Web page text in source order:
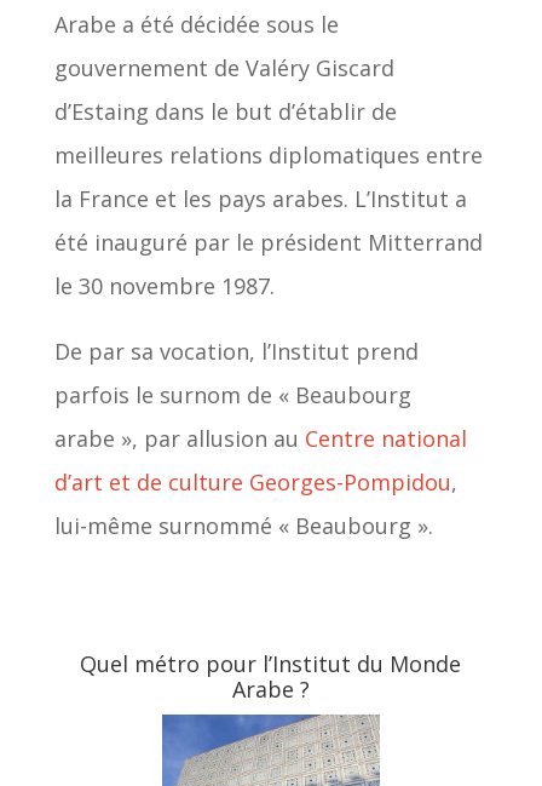
Arabe a été décidée sous le
gouvernement de Valéry Giscard
d’Estaing dans le but d’établir de
meilleures relations diplomatiques entre
la France et les pays arabes. L’Institut a
été inauguré par le président Mitterrand
le 30 novembre 1987.
De par sa vocation, l’Institut prend
parfois le surnom de « Beaubourg
arabe », par allusion au Centre national
d’art et de culture Georges-Pompidou,
lui-même surnommé « Beaubourg ».
Quel métro pour l’Institut du Monde
Arabe ?